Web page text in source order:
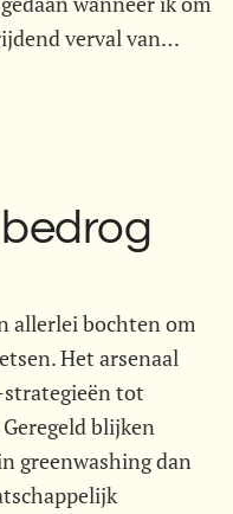
verval van…
allerlei bochten om
Het arsenaal
strategieën tot
blijken
greenwashing dan